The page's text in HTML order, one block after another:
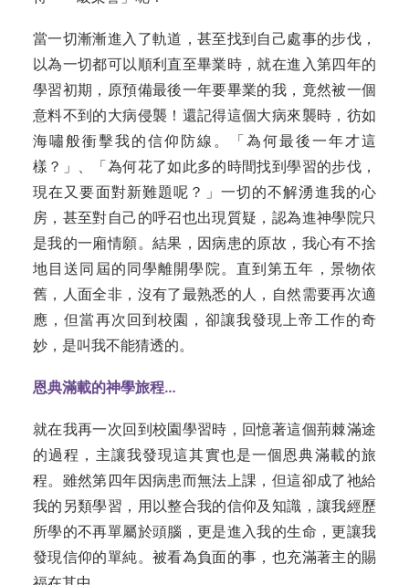
當一切漸漸進入了軌道，甚至找到自己處事的步伐，
以為一切都可以順利直至畢業時，就在進入第四年的
學習初期，原預備最後一年要畢業的我，竟然被一個
意料不到的大病侵襲！還記得這個大病來襲時，彷如
海嘯般衝擊我的信仰防線。「為何最後一年才這
樣？」、「為何花了如此多的時間找到學習的步伐，
現在又要面對新難題呢？」一切的不解湧進我的心
房，甚至對自己的呼召也出現質疑，認為進神學院只
是我的一廂情願。結果，因病患的原故，我心有不捨
地目送同屆的同學離開學院。直到第五年，景物依
舊，人面全非，沒有了最熟悉的人，自然需要再次適
應，但當再次回到校園，卻讓我發現上帝工作的奇
妙，是叫我不能猜透的。
恩典滿載的神學旅程…
就在我再一次回到校園學習時，回憶著這個荊棘滿途
的過程，主讓我發現這其實也是一個恩典滿載的旅
程。雖然第四年因病患而無法上課，但這卻成了祂給
我的另類學習，用以整合我的信仰及知識，讓我經歷
所學的不再單屬於頭腦，更是進入我的生命，更讓我
發現信仰的單純。被看為負面的事，也充滿著主的賜